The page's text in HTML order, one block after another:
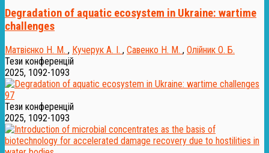
Degradation of aquatic ecosystem in Ukraine: wartime
challenges
Матвієнко Н. М. , Кучерук А. І. , Савенко Н. М. , Олійник О. Б.
Тези конференцій
2025, 1092-1093
97
Тези конференцій
2025, 1092-1093